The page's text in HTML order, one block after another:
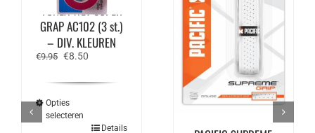
YONEX WET SUPER
GRAP AC102 (3 st.)
– DIV. KLEUREN
€9.95 Oorspronkelijke
€8.50Huidige
Opties
selecteren
Dit
Details